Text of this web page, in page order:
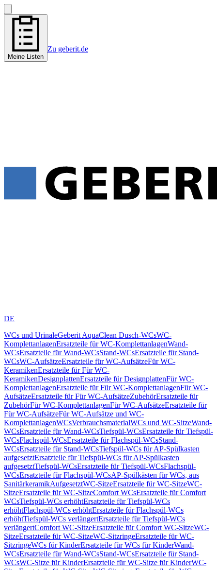
Meine Listen
Zu geberit.de
DE
WCs und UrinaleGeberit AquaClean Dusch-WCsWC-
KomplettanlagenErsatzteile für WC-KomplettanlagenWand-
WCsErsatzteile für Wand-WCsStand-WCsErsatzteile für Stand-
WCsWC-AufsätzeErsatzteile für WC-AufsätzeFür WC-
KeramikenErsatzteile für Für WC-
KeramikenDesignplattenErsatzteile für DesignplattenFür WC-
KomplettanlagenErsatzteile für Für WC-KomplettanlagenFür WC-
AufsätzeErsatzteile für Für WC-AufsätzeZubehörErsatzteile für
ZubehörFür WC-KomplettanlagenFür WC-AufsätzeErsatzteile für
Für WC-AufsätzeFür WC-Aufsätze und WC-
KomplettanlagenWCsVerbrauchsmaterialWCs und WC-SitzeWand-
WCsErsatzteile für Wand-WCsTiefspül-WCsErsatzteile für Tiefspül-
WCsFlachspül-WCsErsatzteile für Flachspül-WCsStand-
WCsErsatzteile für Stand-WCsTiefspül-WCs für AP-Spülkasten
aufgesetztErsatzteile für Tiefspül-WCs für AP-Spülkasten
aufgesetztTiefspül-WCsErsatzteile für Tiefspül-WCsFlachspül-
WCsErsatzteile für Flachspül-WCsAP-Spülkästen für WCs, aus
SanitärkeramikAufgesetztWC-SitzeErsatzteile für WC-SitzeWC-
SitzeErsatzteile für WC-SitzeComfort WCsErsatzteile für Comfort
WCsTiefspül-WCs erhöhtErsatzteile für Tiefspül-WCs
erhöhtFlachspül-WCs erhöhtErsatzteile für Flachspül-WCs
erhöhtTiefspül-WCs verlängertErsatzteile für Tiefspül-WCs
verlängertComfort WC-SitzeErsatzteile für Comfort WC-SitzeWC-
SitzeErsatzteile für WC-SitzeWC-SitzringeErsatzteile für WC-
SitzringeWCs für KinderErsatzteile für WCs für KinderWand-
WCsErsatzteile für Wand-WCsStand-WCsErsatzteile für Stand-
WCsWC-Sitze für KinderErsatzteile für WC-Sitze für KinderWC-